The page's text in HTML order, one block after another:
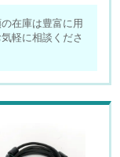
在庫は豊富に用
軽に相談くださ